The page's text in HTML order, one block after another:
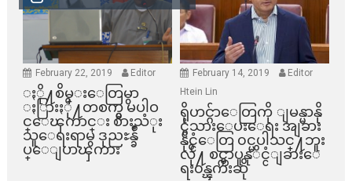
February 22, 2019 Editor
ႏို႔စိမ္းေတြမွာ
ႏြားႏို႔တစက္မွ မပါဝ
င္ေၾကာင္း စားသံုး
သူေရးရာမွ ဒုညႊန္ခ်ဳ
ပ္ေျပာၾကား
February 14, 2019
Editor
Htein Lin
ရိုဟင္ဂ်ာေတြကို ျမန္မာနို
င္ငံသားေပးေရး အျခား
နိုင္ငံေတြ ၀င္မပါသင္႔ဘူး
လို႔ စင္ကာပူနုိင္ငံျခားေ
ရး၀န္ၾကီးဆို